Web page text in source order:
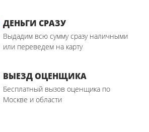
ДЕНЬГИ СРАЗУ
Выдадим всю сумму сразу наличными
или переведем на карту
ВЫЕЗД ОЦЕНЩИКА
Бесплатный вызов оценщика по
Москве и области